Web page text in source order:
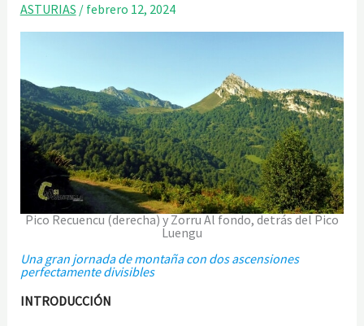
ASTURIAS / febrero 12, 2024
Pico Recuencu (derecha) y Zorru Al fondo, detrás del Pico
Luengu
Una gran jornada de montaña con dos ascensiones
perfectamente divisibles
INTRODUCCIÓN